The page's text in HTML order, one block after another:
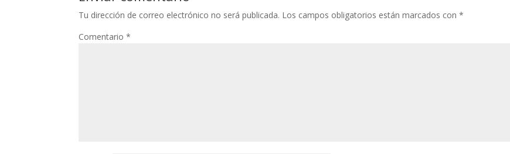
Tu dirección de correo electrónico no será publicada. Los campos obligatorios están marcados con*
Comentario*